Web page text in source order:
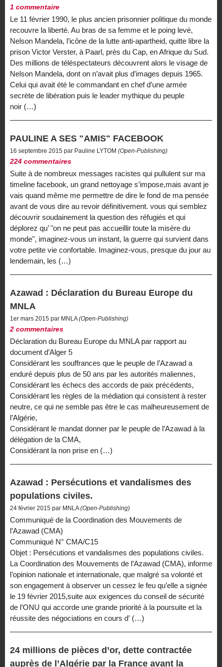
1 commentaire
Le 11 février 1990, le plus ancien prisonnier politique du monde
recouvre la liberté. Au bras de sa femme et le poing levé,
Nelson Mandela, l’icône de la lutte anti-apartheid, quitte libre la
prison Victor Verster, à Paarl, près du Cap, en Afrique du Sud.
Des millions de téléspectateurs découvrent alors le visage de
Nelson Mandela, dont on n’avait plus d’images depuis 1965.
Celui qui avait été le commandant en chef d’une armée
secrète de libération puis le leader mythique du peuple
noir (…)
PAULINE A SES "AMIS" FACEBOOK
16 septembre 2015 par Pauline LYTOM (Open-Publishing)
224 commentaires
Suite à de nombreux messages racistes qui pullulent sur ma
timeline facebook, un grand nettoyage s’impose,mais avant je
vais quand même me permettre de dire le fond de ma pensée
avant de vous dire au revoir définitivement. vous qui semblez
découvrir soudainement la question des réfugiés et qui
déplorez qu’ "on ne peut pas accueillir toute la misère du
monde", imaginez-vous un instant, la guerre qui survient dans
votre petite vie confortable. Imaginez-vous, presque du jour au
lendemain, les (…)
Azawad : Déclaration du Bureau Europe du
MNLA
1er mars 2015 par MNLA(Open-Publishing)
2 commentaires
Déclaration du Bureau Europe du MNLA par rapport au
document d’Alger 5
Considérant les souffrances que le peuple de l’Azawad a
enduré depuis plus de 50 ans par les autorités maliennes,
Considérant les échecs des accords de paix précédents,
Considérant les règles de la médiation qui consistent à rester
neutre, ce qui ne semble pas être le cas malheureusement de
l’Algérie,
Considérant le mandat donner par le peuple de l’Azawad à la
délégation de la CMA,
Considérant la non prise en (…)
Azawad : Persécutions et vandalismes des
populations civiles.
24 février 2015 par MNLA(Open-Publishing)
Communiqué de la Coordination des Mouvements de
l’Azawad (CMA)
Communiqué N° CMA/C15
Objet : Persécutions et vandalismes des populations civiles.
La Coordination des Mouvements de l’Azawad (CMA), informe
l’opinion nationale et internationale, que malgré sa volonté et
son engagement à observer un cessez le feu qu’elle a signée
le 19 février 2015,suite aux exigences du conseil de sécurité
de l’ONU qui accorde une grande priorité à la poursuite et la
réussite des négociations en cours d’ (…)
24 millions de pièces d’or, dette contractée
auprès de l’Algérie par la France avant la